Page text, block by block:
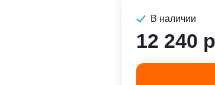
В наличии
12 240